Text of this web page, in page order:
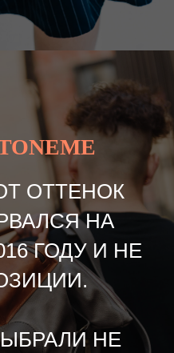
ОТТЕНОК
НА
ГОДУ И НЕ
НЕ